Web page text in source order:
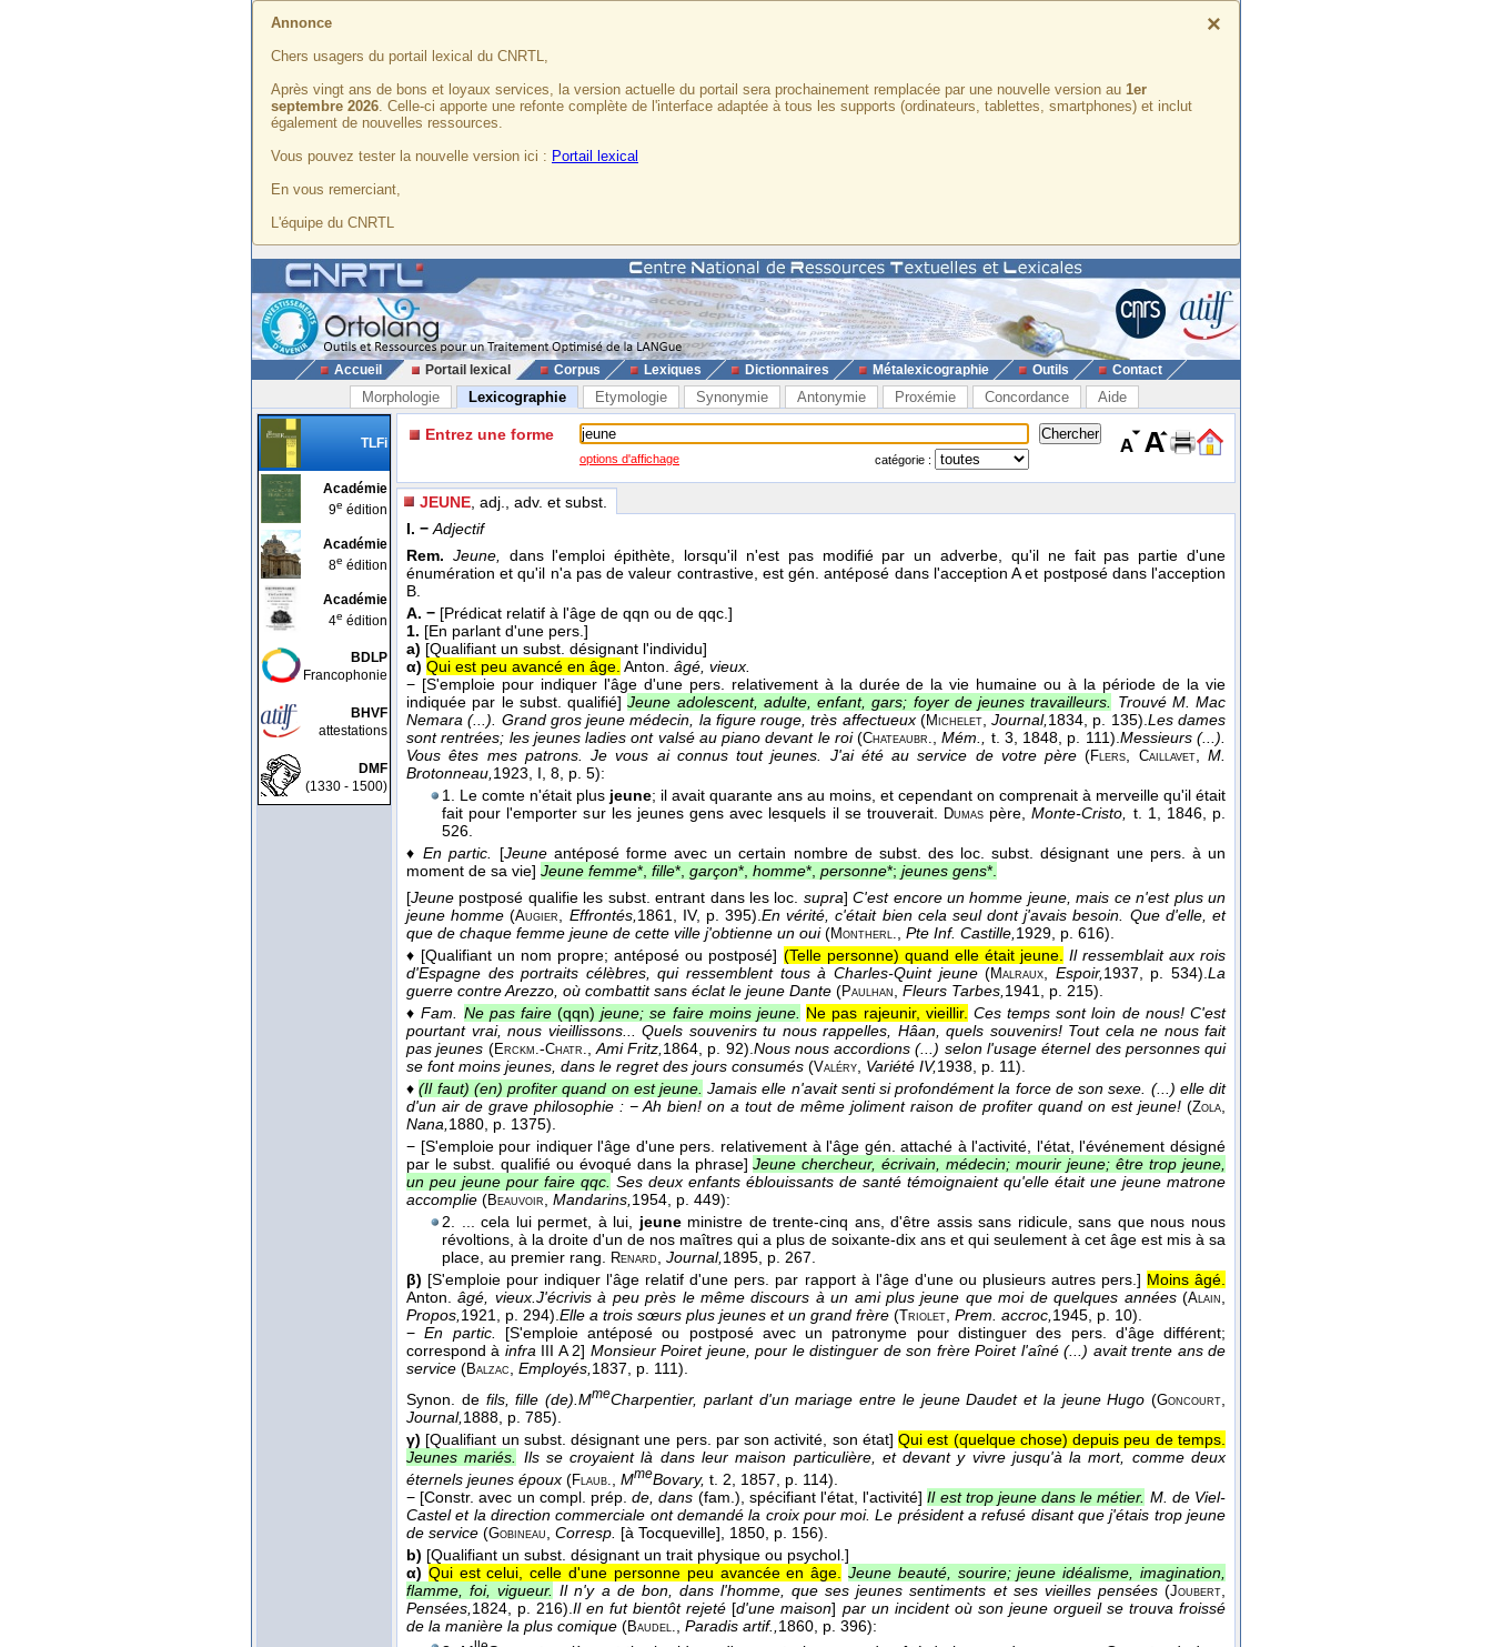
×
Annonce
Chers usagers du portail lexical du CNRTL,
Après vingt ans de bons et loyaux services, la version actuelle du portail sera prochainement remplacée par une nouvelle version au 1er
septembre 2026. Celle-ci apporte une refonte complète de l'interface adaptée à tous les supports (ordinateurs, tablettes, smartphones) et inclut
également de nouvelles ressources.
Vous pouvez tester la nouvelle version ici : Portail lexical
En vous remerciant,
L'équipe du CNRTL
Accueil Portail lexical Corpus Lexiques Dictionnaires Métalexicographie Outils Contact
Morphologie Lexicographie Etymologie Synonymie Antonymie Proxémie Concordance Aide
TLFi
Académie
9e édition
Académie
8e édition
Académie
4e édition
BDLP
Francophonie
BHVF
attestations
DMF
(1330 - 1500)
Entrez une forme
options d'affichage catégorie :
JEUNE , adj., adv. et subst.
I. − Adjectif
Rem. Jeune, dans l'emploi épithète, lorsqu'il n'est pas modifié par un adverbe, qu'il ne fait pas partie d'une
énumération et qu'il n'a pas de valeur contrastive, est gén. antéposé dans l'acception A et postposé dans l'acception
B.
A. − [Prédicat relatif à l'âge de qqn ou de qqc.]
1. [En parlant d'une pers.]
a) [Qualifiant un subst. désignant l'individu]
α) Qui est peu avancé en âge. Anton. âgé, vieux.
− [S'emploie pour indiquer l'âge d'une pers. relativement à la durée de la vie humaine ou à la période de la vie
indiquée par le subst. qualifié] Jeune adolescent, adulte, enfant, gars; foyer de jeunes travailleurs. Trouvé M. Mac
Nemara (...). Grand gros jeune médecin, la figure rouge, très affectueux (Michelet,Journal,1834, p. 135).Les dames
sont rentrées; les jeunes ladies ont valsé au piano devant le roi(Chateaubr.,Mém., t. 3, 1848, p. 111).Messieurs (...).
Vous êtes mes patrons. Je vous ai connus tout jeunes. J'ai été au service de votre père(Flers, Caillavet,M.
Brotonneau,1923, I, 8, p. 5):
1. Le comte n'était plus jeune; il avait quarante ans au moins, et cependant on comprenait à merveille qu'il était
fait pour l'emporter sur les jeunes gens avec lesquels il se trouverait. Dumas père,Monte-Cristo, t. 1, 1846, p.
526.
♦En partic. [Jeune antéposé forme avec un certain nombre de subst. des loc. subst. désignant une pers. à un
moment de sa vie] Jeune femme*, fille*, garçon*, homme*, personne*; jeunes gens*.
[Jeune postposé qualifie les subst. entrant dans les loc. supra] C'est encore un homme jeune, mais ce n'est plus un
jeune homme(Augier, Effrontés,1861, IV, p. 395).En vérité, c'était bien cela seul dont j'avais besoin. Que d'elle, et
que de chaque femme jeune de cette ville j'obtienne un oui(Montherl., Pte Inf. Castille,1929, p. 616).
♦ [Qualifiant un nom propre; antéposé ou postposé] (Telle personne) quand elle était jeune. Il ressemblait aux rois
d'Espagne des portraits célèbres, qui ressemblent tous à Charles-Quint jeune(Malraux, Espoir,1937, p. 534).La
guerre contre Arezzo, où combattit sans éclat le jeune Dante (Paulhan, Fleurs Tarbes,1941, p. 215).
♦Fam. Ne pas faire(qqn)jeune; se faire moins jeune. Ne pas rajeunir, vieillir. Ces temps sont loin de nous! C'est
pourtant vrai, nous vieillissons... Quels souvenirs tu nous rappelles, Hâan, quels souvenirs! Tout cela ne nous fait
pas jeunes (Erckm.-Chatr.,Ami Fritz,1864, p. 92).Nous nous accordions (...) selon l'usage éternel des personnes qui
se font moins jeunes, dans le regret des jours consumés (Valéry, Variété IV,1938, p. 11).
♦(Il faut) (en) profiter quand on est jeune. Jamais elle n'avait senti si profondément la force de son sexe. (...) elle dit
d'un air de grave philosophie : − Ah bien! on a tout de même joliment raison de profiter quand on est jeune! (Zola,
Nana,1880, p. 1375).
− [S'emploie pour indiquer l'âge d'une pers. relativement à l'âge gén. attaché à l'activité, l'état, l'événement désigné
par le subst. qualifié ou évoqué dans la phrase] Jeune chercheur, écrivain, médecin; mourir jeune; être trop jeune,
un peu jeune pour faire qqc. Ses deux enfants éblouissants de santé témoignaient qu'elle était une jeune matrone
accomplie (Beauvoir, Mandarins,1954, p. 449):
2. ... cela lui permet, à lui, jeune ministre de trente-cinq ans, d'être assis sans ridicule, sans que nous nous
révoltions, à la droite d'un de nos maîtres qui a plus de soixante-dix ans et qui seulement à cet âge est mis à sa
place, au premier rang. Renard, Journal,1895, p. 267.
β) [S'emploie pour indiquer l'âge relatif d'une pers. par rapport à l'âge d'une ou plusieurs autres pers.] Moins âgé.
Anton.âgé, vieux.J'écrivis à peu près le même discours à un ami plus jeune que moi de quelques années(Alain,
Propos,1921, p. 294).Elle a trois sœurs plus jeunes et un grand frère ( Triolet, Prem. accroc,1945, p. 10).
−En partic.
[S'emploie antéposé ou postposé avec un patronyme pour distinguer des pers. d'âge différent;
correspond à infra III A 2] Monsieur Poiret jeune, pour le distinguer de son frère Poiret l'aîné (...) avait trente ans de
service (Balzac, Employés,1837, p. 111).
Synon. de fils, fille (de). MmeCharpentier, parlant d'un mariage entre le jeune Daudet et la jeune Hugo (Goncourt
Journal, 1888 , p. 785).
γ) [Qualifiant un subst. désignant une pers. par son activité, son état] Qui est (quelque chose) depuis peu de temps.
Jeunes mariés.
Ils se croyaient là dans leur maison particulière, et devant y vivre jusqu'à la mort, comme deux
éternels jeunes époux (Flaub. MmeBovary, t. 2 , 1857 , p. 114).
− [Constr. avec un compl. prép.de, dans (fam.), spécifiant l'état, l'activité] Il est trop jeune dans le métier. M. de Viel-
Castel et la direction commerciale ont demandé la croix pour moi. Le président a refusé disant que j'étais trop jeune
de service (Gobineau Corresp. [à Tocqueville] , 1850 , p. 156).
b) [Qualifiant un subst. désignant un trait physique ou psychol.]
α) Qui est celui, celle d'une personne peu avancée en âge.
Jeune beauté, sourire; jeune idéalisme, imagination,
flamme, foi, vigueur. Il n'y a de bon, dans l'homme, que ses jeunes sentiments et ses vieilles pensées(Joubert
Pensées, 1824 , p. 216).Il en fut bientôt rejeté [d'une maison] par un incident où son jeune orgueil se trouva froissé
de la manière la plus comique (Baudel. Paradis artif., 1860 , p. 396):